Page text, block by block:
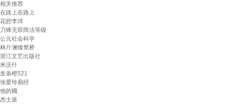
相关推荐
在路上在路上
花腔李洱
刀锋无双阵法等级
公元社会科学
林斤澜矮凳桥
浙江文艺出版社
米沃什
发条橙521
张爱玲易经
他的國
杰士派